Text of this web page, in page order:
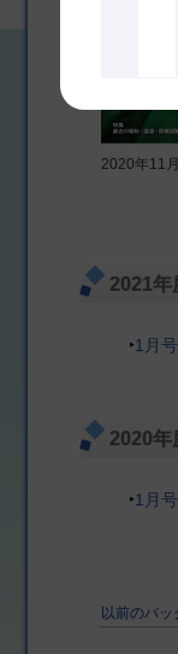
2020年11
2021年
1月号
2020年
1月号
以前のバッ